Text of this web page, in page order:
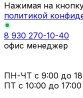
Нажимая на
политикой
8 930 270-10-40
офис менеджер
ПН-ЧТ с 9:00 до
ПТ с 10:00 до 17:00